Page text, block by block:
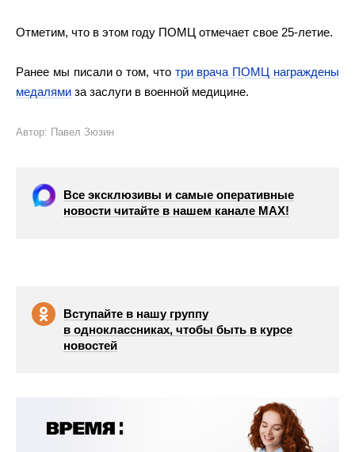
Отметим, что в этом году ПОМЦ отмечает свое 25-летие.
Ранее мы писали о том, что три врача ПОМЦ награждены
медалями за заслуги в военной медицине.
Автор: Павел Зюзин
Все эксклюзивы и самые оперативные
новости читайте в нашем канале МАХ!
Вступайте в нашу группу
в одноклассниках, чтобы быть в курсе
новостей